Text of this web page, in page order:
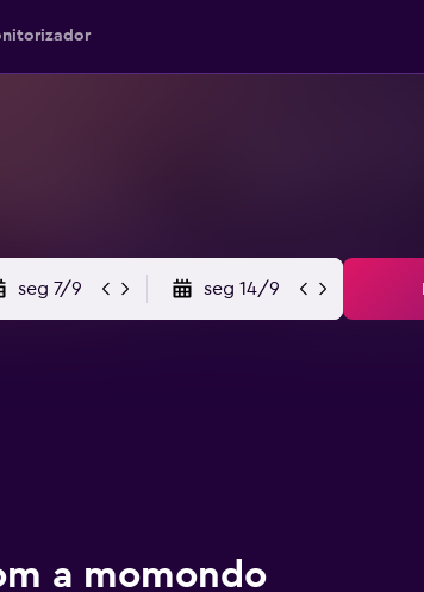
seg 7/9 seg 14/9
a momondo